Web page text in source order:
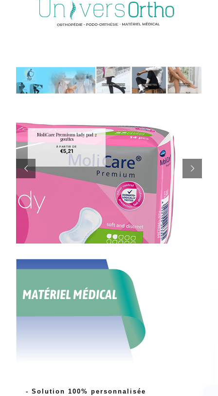
MoliCare Premium lady pad 2
gouttes
À PARTIR DE
€5,21
Ajouter au panier
- Solution 100% personnalisée